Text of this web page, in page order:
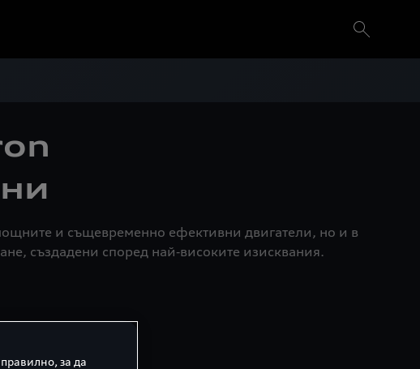
и същевременно ефективни двигатели, но и в
създадени според най‑високите изисквания.
за да